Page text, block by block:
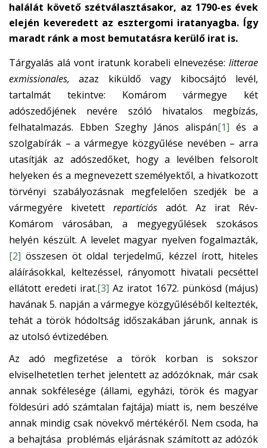
halálát követő szétválasztásakor, az 1790-es évek
elején keveredett az esztergomi iratanyagba. Így
maradt ránk a most bemutatásra kerülő irat is.
Tárgyalás alá vont iratunk korabeli elnevezése: litterae
exmissionales,azaz kiküldő vagy kibocsájtó levél,
tartalmát tekintve: Komárom vármegye két
adószedőjének nevére szóló hivatalos megbízás,
felhatalmazás. Ebben Szeghy János alispán[1] és a
szolgabírák – a vármegye közgyűlése nevében – arra
utasítják az adószedőket, hogy a levélben felsorolt
helyeken és a megnevezett személyektől, a hivatkozott
törvényi szabályozásnak megfelelően szedjék be a
vármegyére kivetett repartíciósadót. Az irat Rév-
Komárom városában, a megyegyűlések szokásos
helyén készült. A levelet magyar nyelven fogalmazták,
[2] összesen öt oldal terjedelmű, kézzel írott, hiteles
aláírásokkal, keltezéssel, rányomott hivatali pecséttel
ellátott eredeti irat.[3] Az iratot 1672. pünkösd (május)
havának 5. napján a vármegye közgyűléséből keltezték,
tehát a török hódoltság időszakában járunk, annak is
az utolsó évtizedében.
Az adó megfizetése a török korban is sokszor
elviselhetetlen terhet jelentett az adózóknak, már csak
annak sokfélesége (állami, egyházi, török és magyar
földesúri adó számtalan fajtája) miatt is, nem beszélve
annak mindig csak növekvő mértékéről. Nem csoda, ha
a behajtása problémás eljárásnak számított az adózók